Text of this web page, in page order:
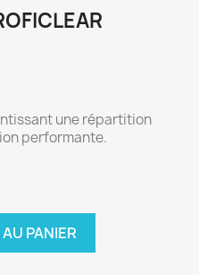
une répartition
performante.
PANIER